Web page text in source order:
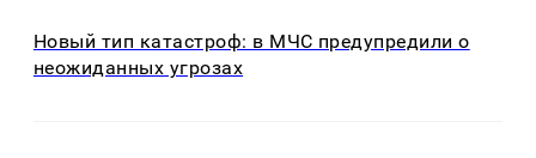
Новый тип катастроф: в МЧС предупредили о
неожиданных угрозах